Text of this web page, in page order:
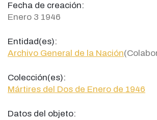
Fecha de creación:
Enero 3 1946
Entidad(es):
Archivo General de la Nación
Colección(es):
Mártires del Dos de Enero de 1946
Datos del objeto: